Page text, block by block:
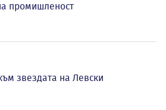
промишленост
звездата на Левски